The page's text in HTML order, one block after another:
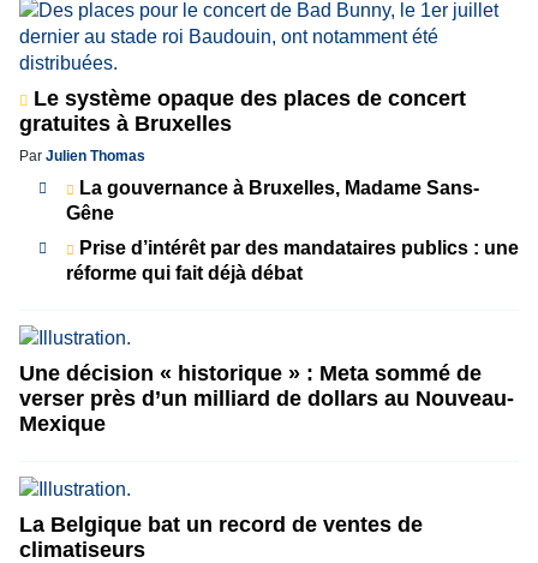
Le système opaque des places de concert
gratuites à Bruxelles
Par Julien Thomas
La gouvernance à Bruxelles, Madame Sans-
Gêne
Prise d’intérêt par des mandataires publics : une
réforme qui fait déjà débat
Une décision « historique » : Meta sommé de
verser près d’un milliard de dollars au Nouveau-
Mexique
La Belgique bat un record de ventes de
climatiseurs